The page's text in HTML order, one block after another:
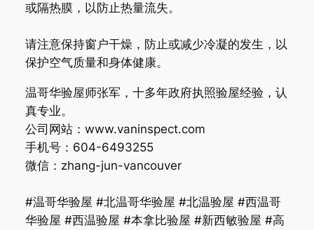
或隔热膜，以防止热量流失。
请注意保持窗户干燥，防止或减少冷凝的发生，以
保护空气质量和身体健康。
温哥华验屋师张军，十多年政府执照验屋经验，认
真专业。
公司网站：www.vaninspect.com
手机号：604-6493255
微信：zhang-jun-vancouver
#温哥华验屋 #北温哥华验屋 #北温验屋 #西温哥
华验屋 #西温验屋 #本拿比验屋 #新西敏验屋 #高